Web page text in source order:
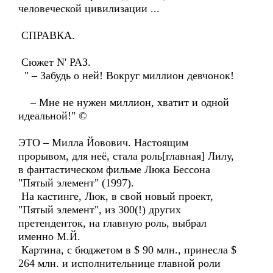
человеческой цивилизации ...
СПРАВКА.
Сюжет N' РАЗ.
" – Забудь о ней! Вокруг миллион девчонок!
– Мне не нужен миллион, хватит и одной
идеальной!" ©
ЭТО – Милла Йовович. Настоящим
прорывом, для неё, стала роль[главная] Лилу,
в фантастическом фильме Люка Бессона
"Пятый элемент" (1997).
На кастинге, Люк, в свой новый проект,
"Пятый элемент", из 300(!) других
претенденток, на главную роль, выбрал
именно М.Й.
Картина, с бюджетом в $ 90 млн., принесла $
264 млн. и исполнительнице главной роли